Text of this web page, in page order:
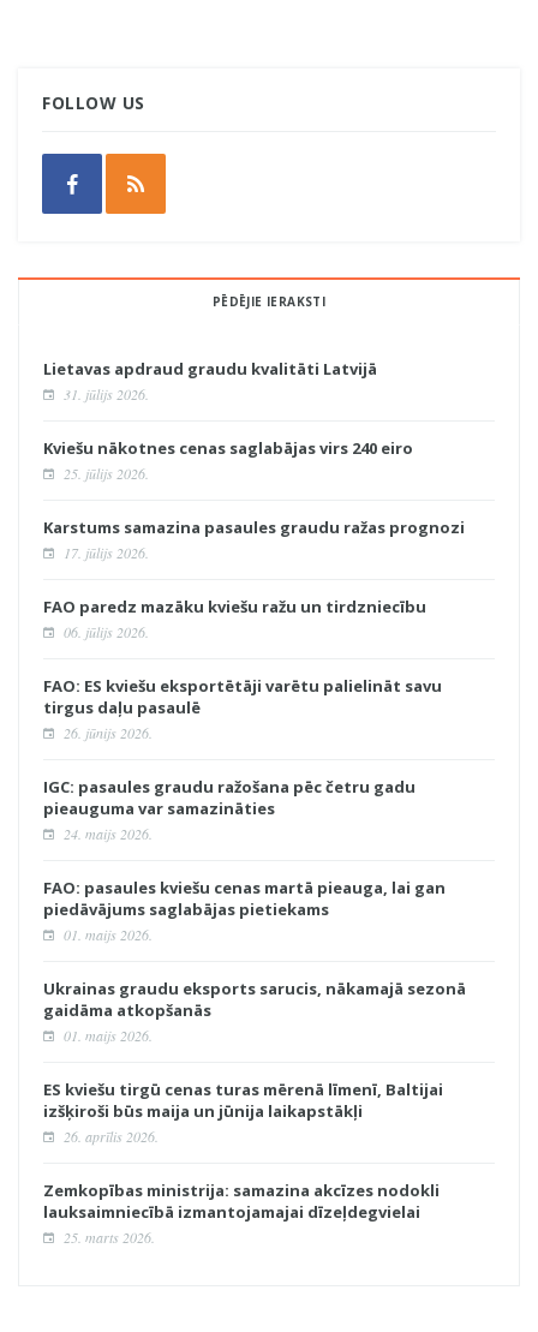
FOLLOW US
PĒDĒJIE IERAKSTI
Lietavas apdraud graudu kvalitāti Latvijā
31. jūlijs 2026.
Kviešu nākotnes cenas saglabājas virs 240 eiro
25. jūlijs 2026.
Karstums samazina pasaules graudu ražas prognozi
17. jūlijs 2026.
FAO paredz mazāku kviešu ražu un tirdzniecību
06. jūlijs 2026.
FAO: ES kviešu eksportētāji varētu palielināt savu
tirgus daļu pasaulē
26. jūnijs 2026.
IGC: pasaules graudu ražošana pēc četru gadu
pieauguma var samazināties
24. maijs 2026.
FAO: pasaules kviešu cenas martā pieauga, lai gan
piedāvājums saglabājas pietiekams
01. maijs 2026.
Ukrainas graudu eksports sarucis, nākamajā sezonā
gaidāma atkopšanās
01. maijs 2026.
ES kviešu tirgū cenas turas mērenā līmenī, Baltijai
izšķiroši būs maija un jūnija laikapstākļi
26. aprīlis 2026.
Zemkopības ministrija: samazina akcīzes nodokli
lauksaimniecībā izmantojamajai dīzeļdegvielai
25. marts 2026.